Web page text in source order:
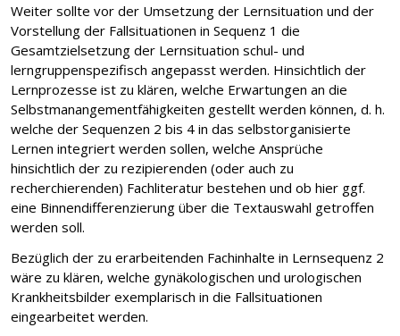
Weiter sollte vor der Umsetzung der Lernsituation und der
Vorstellung der Fallsituationen in Sequenz 1 die
Gesamtzielsetzung der Lernsituation schul- und
lerngruppenspezifisch angepasst werden. Hinsichtlich der
Lernprozesse ist zu klären, welche Erwartungen an die
Selbstmanangementfähigkeiten gestellt werden können, d. h.
welche der Sequenzen 2 bis 4 in das selbstorganisierte
Lernen integriert werden sollen, welche Ansprüche
hinsichtlich der zu rezipierenden (oder auch zu
recherchierenden) Fachliteratur bestehen und ob hier ggf.
eine Binnendifferenzierung über die Textauswahl getroffen
werden soll.
Bezüglich der zu erarbeitenden Fachinhalte in Lernsequenz 2
wäre zu klären, welche gynäkologischen und urologischen
Krankheitsbilder exemplarisch in die Fallsituationen
eingearbeitet werden.